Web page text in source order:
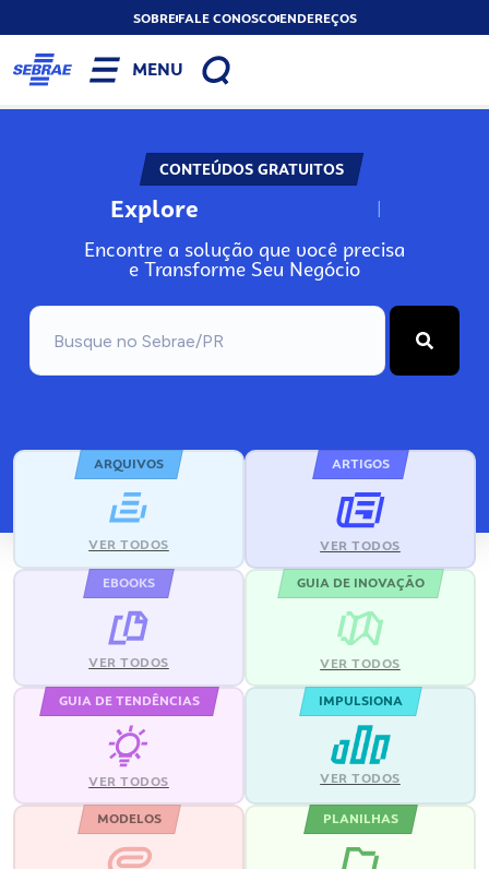
SOBREFALE CONOSCOENDEREÇOS
MENU
CONTEÚDOS GRATUITOS
Explore N
Encontre a solução que você precisa
e Transforme Seu Negócio
ARQUIVOS
VER TODOS
ARTIGOS
VER TODOS
EBOOKS
VER TODOS
GUIA DE INOVAÇÃO
VER TODOS
GUIA DE TENDÊNCIAS
VER TODOS
IMPULSIONA
VER TODOS
MODELOS PLANILHAS